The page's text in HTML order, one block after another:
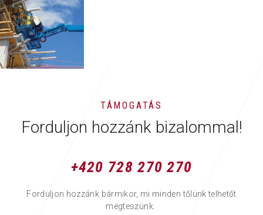
TÁMOGATÁS
Forduljon hozzánk bizalommal!
+420 728 270 270
Forduljon hozzánk bármikor, mi minden tőlünk telhetőt
megteszünk.